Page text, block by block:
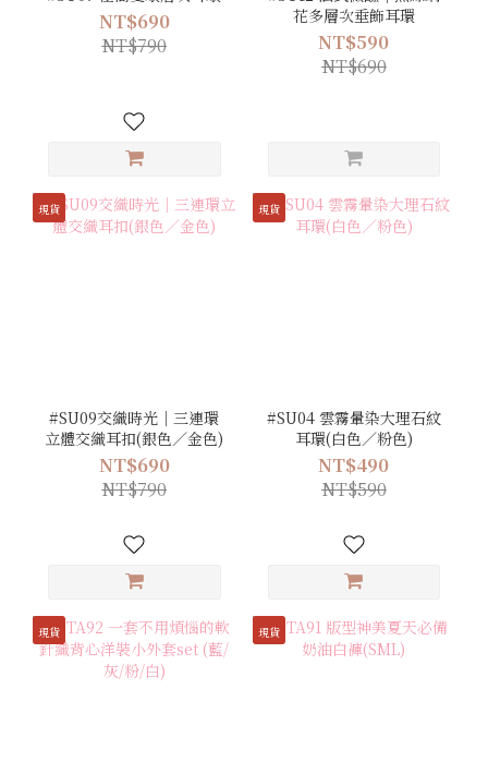
NT$690
NT$790
花多層次垂飾耳環
NT$590
NT$690
現貨
#SU09交織時光｜三連環
立體交織耳扣(銀色／金色)
NT$690
NT$790
現貨
#SU04 雲霧暈染大理石紋
耳環(白色／粉色)
NT$490
NT$590
現貨 現貨